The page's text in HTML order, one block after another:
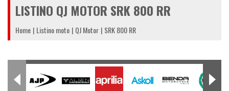
LISTINO QJ MOTOR SRK 800 RR
Home Listino moto QJ Motor SRK 800 RR